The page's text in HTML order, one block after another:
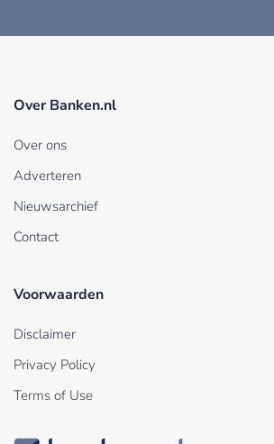
Over Banken.nl
Over ons
Adverteren
Nieuwsarchief
Contact
Voorwaarden
Disclaimer
Privacy Policy
Terms of Use